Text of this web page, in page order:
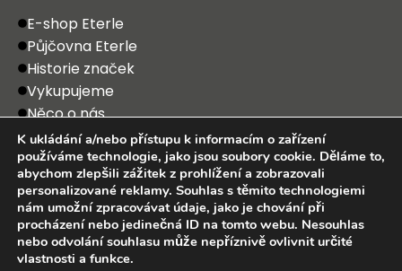
E-shop Eterle
Půjčovna Eterle
Historie značek
Vykupujeme
Něco o nás
2025 Eterle CZ, s.r.o. Všechna práva vyhrazena.
K ukládání a/nebo přístupu k informacím o zařízení
používáme technologie, jako jsou soubory cookie. Děláme to,
abychom zlepšili zážitek z prohlížení a zobrazovali
personalizované reklamy. Souhlas s těmito technologiemi
nám umožní zpracovávat údaje, jako je chování při
procházení nebo jedinečná ID na tomto webu. Nesouhlas
nebo odvolání souhlasu může nepříznivě ovlivnit určité
vlastnosti a funkce.